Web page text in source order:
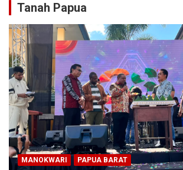
Tanah Papua
MANOKWARI PAPUA BARAT